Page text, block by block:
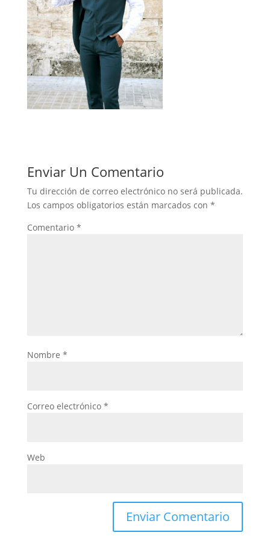
Enviar Un Comentario
Tu dirección de correo electrónico no será publicada.
Los campos obligatorios están marcados con *
Comentario *
Nombre *
Correo electrónico *
Web